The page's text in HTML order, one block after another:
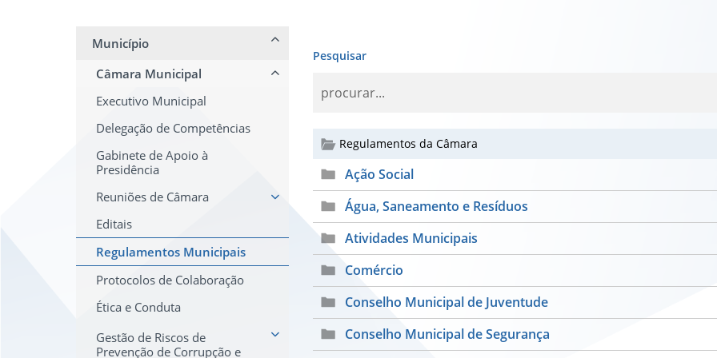
Município
Câmara Municipal
Executivo Municipal
Delegação de Competências
Gabinete de Apoio à
Presidência
Reuniões de Câmara
Editais
Regulamentos Municipais
Protocolos de Colaboração
Ética e Conduta
Gestão de Riscos de
Prevenção de Corrupção e
Pesquisar
Regulamentos da Câmara
Ação Social
Água, Saneamento e Resíduos
Atividades Municipais
Comércio
Conselho Municipal de Juventude
Conselho Municipal de Segurança